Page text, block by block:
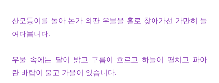
산모퉁이를 돌아 논가 외딴 우물을 홀로 찾아가선 가만히 들
여다봅니다.
우물 속에는 달이 밝고 구름이 흐르고 하늘이 펼치고 파아
란 바람이 불고 가을이 있습니다.